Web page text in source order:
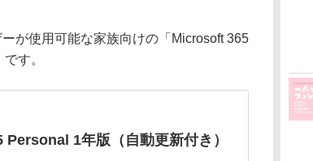
が使用可能な家族向けの「Microsoft 365
す。
1年版（自動更新付き）